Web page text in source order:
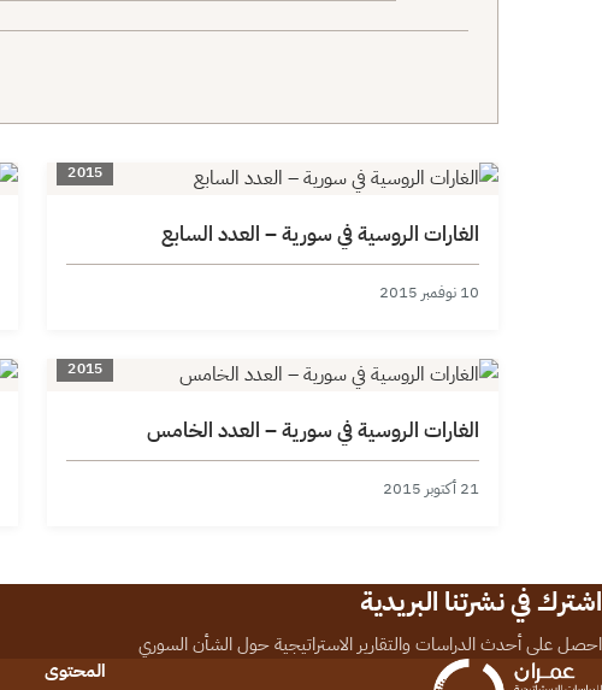
2015
الغارات الروسية في سورية – العدد السابع
10 نوفمبر 2015
2015
الغارات الروسية في سورية – العدد الخامس
21 أكتوبر 2015
اشترك في نشرتنا البريدية
احصل على أحدث الدراسات والتقارير الاستراتيجية حول الشأن السوري
المحتوى